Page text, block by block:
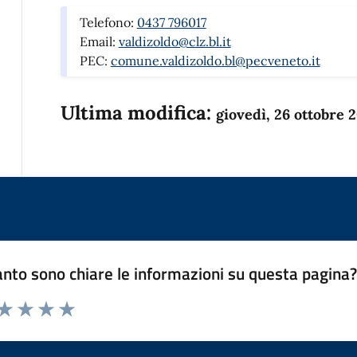
Telefono: 0437 796017
Email: valdizoldo@clz.bl.it
PEC: comune.valdizoldo.bl@pecveneto.it
Ultima modifica: giovedì, 26 ottobre
sono chiare le informazioni su questa pagina?
da 1 a 5 stelle la pagina